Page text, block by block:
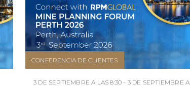
CONFERENCIA DE CLIENTES
3 DE SEPTIEMBRE A LAS 8:30 - 3 DE SEPTIEMBRE A